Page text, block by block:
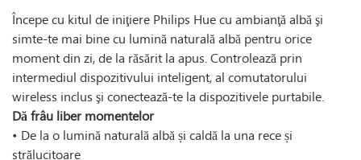
Începe cu kitul de iniţiere Philips Hue cu ambianţă albă şi
simte-te mai bine cu lumină naturală albă pentru orice
moment din zi, de la răsărit la apus. Controlează prin
intermediul dispozitivului inteligent, al comutatorului
wireless inclus şi conectează-te la dispozitivele purtabile.
Dă frâu liber momentelor
• De la o lumină naturală albă și caldă la una rece și
strălucitoare